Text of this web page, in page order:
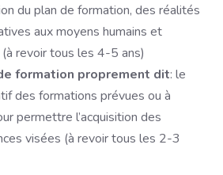
du plan de formation, des réalités
aux moyens humains et
revoir tous les 4-5 ans)
formation proprement dit: le
des formations prévues ou à
permettre l’acquisition des
visées (à revoir tous les 2-3